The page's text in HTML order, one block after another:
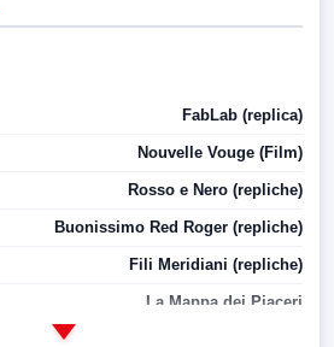
FabLab (replica)
Nouvelle Vouge (Film)
Rosso e Nero (repliche)
Buonissimo Red Roger (repliche)
Fili Meridiani (repliche)
La Mappa dei Piaceri